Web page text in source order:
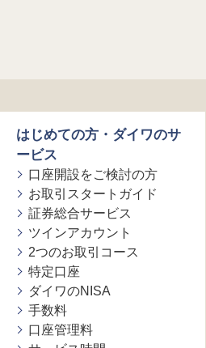
はじめての方・ダイワのサ
ービス
口座開設をご検討の方
お取引スタートガイド
証券総合サービス
ツインアカウント
2つのお取引コース
特定口座
ダイワのNISA
手数料
口座管理料